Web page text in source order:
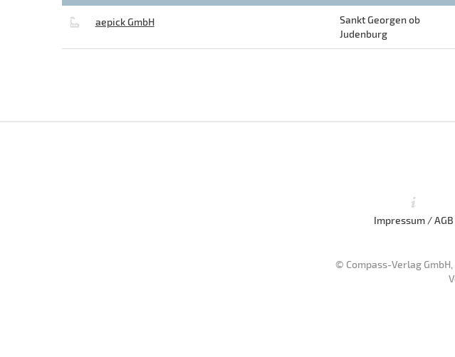
aepick GmbH
Sankt Georgen ob
Judenburg
Impressum / AGB
© Compass-Verlag